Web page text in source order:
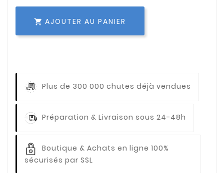
 AJOUTER AU PANIER
Plus de 300 000 chutes déjà vendues
Préparation & Livraison sous 24-48h
Boutique & Achats en ligne 100%
sécurisés par SSL